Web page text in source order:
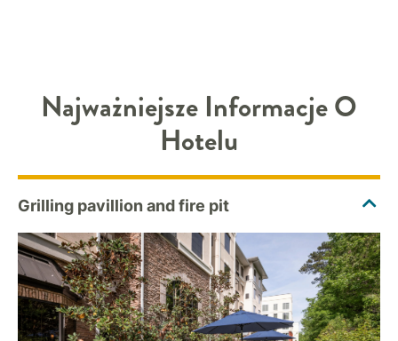
Najważniejsze Informacje O
Hotelu